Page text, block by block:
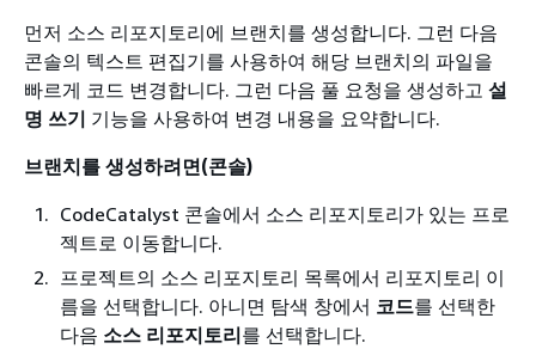
먼저 소스 리포지토리에 브랜치를 생성합니다. 그런 다음
콘솔의 텍스트 편집기를 사용하여 해당 브랜치의 파일을
빠르게 코드 변경합니다. 그런 다음 풀 요청을 생성하고 설
명 쓰기 기능을 사용하여 변경 내용을 요약합니다.
브랜치를 생성하려면(콘솔)
CodeCatalyst 콘솔에서 소스 리포지토리가 있는 프로
젝트로 이동합니다.
프로젝트의 소스 리포지토리 목록에서 리포지토리 이
름을 선택합니다. 아니면 탐색 창에서 코드를 선택한
다음 소스 리포지토리를 선택합니다.